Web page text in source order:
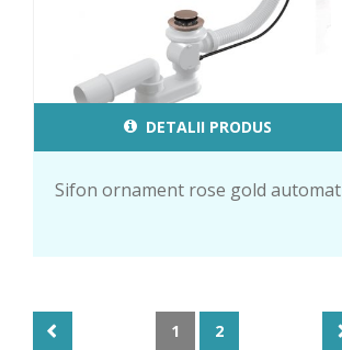
DETALII PRODUS
Sifon ornament rose gold automat
1 2